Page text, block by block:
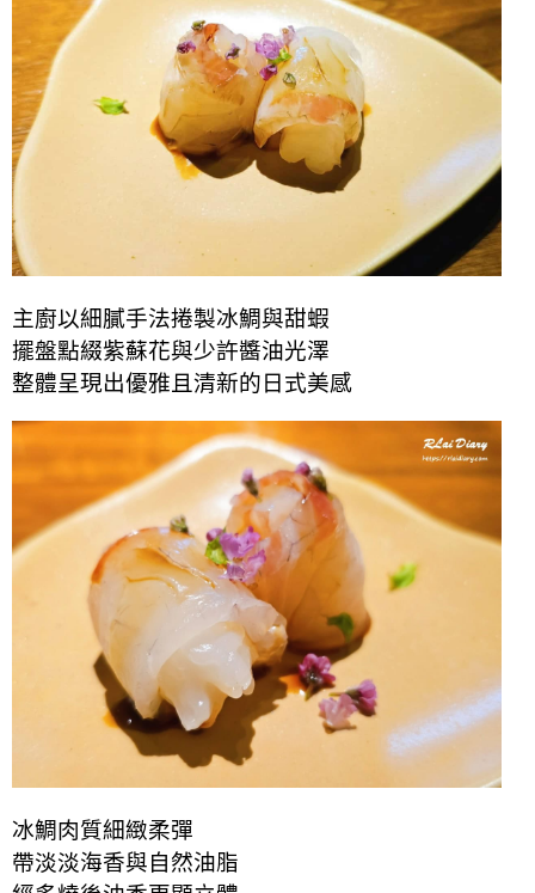
主廚以細膩手法捲製冰鯛與甜蝦
擺盤點綴紫蘇花與少許醬油光澤
整體呈現出優雅且清新的日式美感
冰鯛肉質細緻柔彈
帶淡淡海香與自然油脂